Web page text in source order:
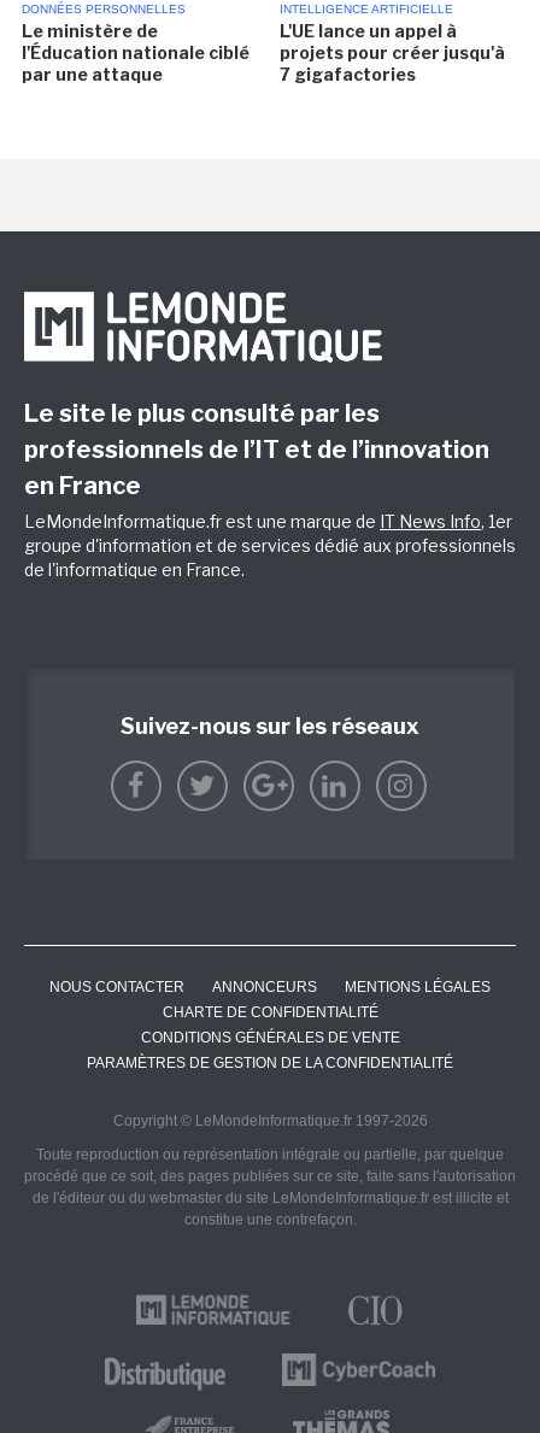
DONNÉES PERSONNELLES
Le ministère de
l'Éducation nationale ciblé
par une attaque
INTELLIGENCE ARTIFICIELLE
L'UE lance un appel à
projets pour créer jusqu'à
7 gigafactories
Le site le plus consulté par les
professionnels de l’IT et de l’innovation
en France
LeMondeInformatique.fr est une marque de IT News Info, 1er
groupe d'information et de services dédié aux professionnels
de l'informatique en France.
Suivez-nous sur les réseaux
NOUS CONTACTER ANNONCEURS
MENTIONS LÉGALES
CHARTE DE CONFIDENTIALITÉ
CONDITIONS GÉNÉRALES DE VENTE
PARAMÈTRES DE GESTION DE LA CONFIDENTIALITÉ
Copyright © LeMondeInformatique.fr 1997-2026
Toute reproduction ou représentation intégrale ou partielle, par quelque
procédé que ce soit, des pages publiées sur ce site, faite sans l'autorisation
de l'éditeur ou du webmaster du site LeMondeInformatique.fr est illicite et
constitue une contrefaçon.